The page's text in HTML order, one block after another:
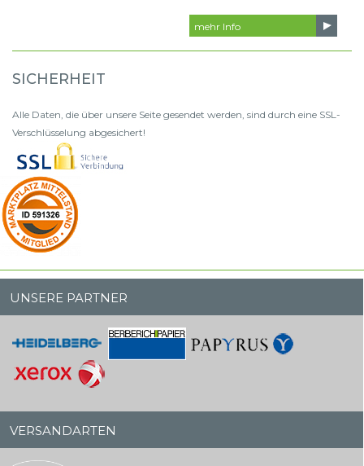
mehr Info
SICHERHEIT
Alle Daten, die über unsere Seite gesendet werden, sind durch eine SSL-
Verschlüsselung abgesichert!
UNSERE PARTNER
VERSANDARTEN